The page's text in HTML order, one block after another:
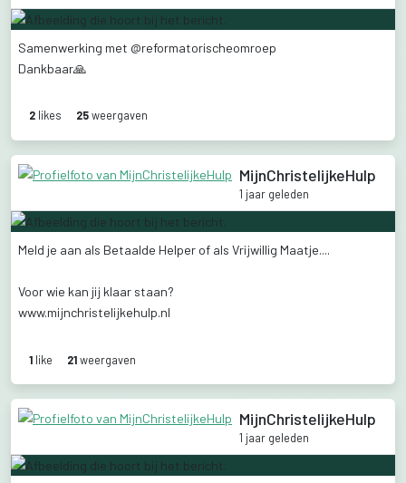
Samenwerking met @reformatorischeomroep
Dankbaar🙏
2likes 25weergaven
MijnChristelijkeHulp
1 jaar geleden
Meld je aan als Betaalde Helper of als Vrijwillig Maatje....
Voorwie kan jij klaar staan?
www.mijnchristelijkehulp.nl
1like 21weergaven
MijnChristelijkeHulp
1 jaar geleden